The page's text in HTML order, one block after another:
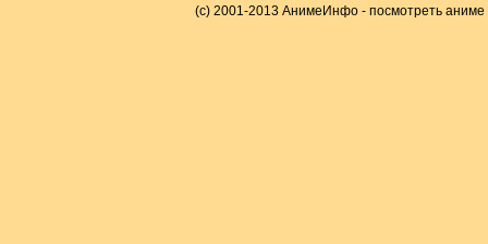
(c) 2001-2013 АнимеИнфо - посмотреть аниме